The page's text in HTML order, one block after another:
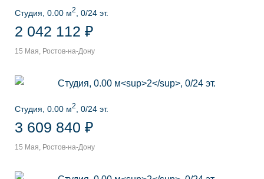
Студия, 0.00 м2 , 0/24 эт.
2 042 112 ₽
15 Мая, Ростов-на-Дону
Студия, 0.00 м2 , 0/24 эт.
3 609 840 ₽
15 Мая, Ростов-на-Дону